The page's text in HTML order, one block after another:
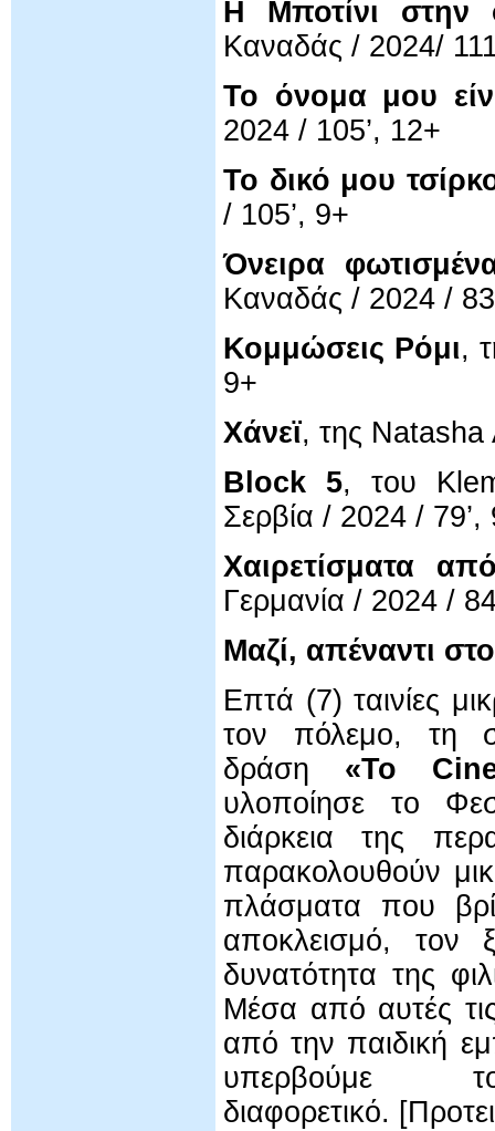
Η Μποτίνι στην
Καναδάς / 2024/
Το όνομα μου
2024 / 105’, 12+
Το δικό μου
/ 105’, 9+
Όνειρα
Καναδάς / 2024 /
Κομμώσεις Ρόμι,
9+
Χάνεϊ, της
Block 5, του
Σερβία / 2024 / 79’,
Χαιρετίσματα
Γερμανία / 2024 /
Μαζί, απέναντι
Επτά (7) ταινίες
τον πόλεμο, τη
δράση «Το
υλοποίησε το
διάρκεια της
παρακολουθούν
πλάσματα που
αποκλεισμό, τον
δυνατότητα της
Μέσα από αυτές
από την παιδική
υπερβούμε
διαφορετικό.